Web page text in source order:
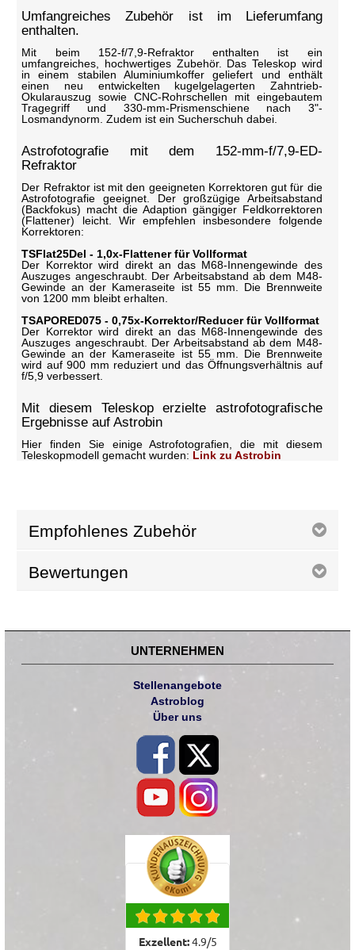
Umfangreiches Zubehör ist im Lieferumfang
enthalten.
Mit beim 152-f/7,9-Refraktor enthalten ist ein
umfangreiches, hochwertiges Zubehör. Das Teleskop wird
in einem stabilen Aluminiumkoffer geliefert und enthält
einen neu entwickelten kugelgelagerten Zahntrieb-
Okularauszug sowie CNC-Rohrschellen mit eingebautem
Tragegriff und 330-mm-Prismenschiene nach 3"-
Losmandynorm. Zudem ist ein Sucherschuh dabei.
Astrofotografie mit dem 152-mm-f/7,9-ED-
Refraktor
Der Refraktor ist mit den geeigneten Korrektoren gut für die
Astrofotografie geeignet. Der großzügige Arbeitsabstand
(Backfokus) macht die Adaption gängiger Feldkorrektoren
(Flattener) leicht. Wir empfehlen insbesondere folgende
Korrektoren:
TSFlat25Del - 1,0x-Flattener für Vollformat
Der Korrektor wird direkt an das M68-Innengewinde des
Auszuges angeschraubt. Der Arbeitsabstand ab dem M48-
Gewinde an der Kameraseite ist 55 mm. Die Brennweite
von 1200 mm bleibt erhalten.
TSAPORED075 - 0,75x-Korrektor/Reducer für Vollformat
Der Korrektor wird direkt an das M68-Innengewinde des
Auszuges angeschraubt. Der Arbeitsabstand ab dem M48-
Gewinde an der Kameraseite ist 55 mm. Die Brennweite
wird auf 900 mm reduziert und das Öffnungsverhältnis auf
f/5,9 verbessert.
Mit diesem Teleskop erzielte astrofotografische
Ergebnisse auf Astrobin
Hier finden Sie einige Astrofotografien, die mit diesem
Teleskopmodell gemacht wurden: Link zu Astrobin
Empfohlenes Zubehör
Bewertungen
UNTERNEHMEN
Stellenangebote
Astroblog
Über uns
Exzellent:4.9/5